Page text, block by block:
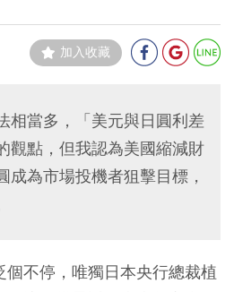
加入收藏
相當多，「美元與日圓利差
觀點，但我認為美國縮減財
成為市場投機者狙擊目標，
個不停，唯獨日本央行總裁植